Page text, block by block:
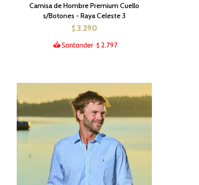
Camisa de Hombre Premium Cuello
s/Botones - Raya Celeste 3
$ 3.290
$ 2.797